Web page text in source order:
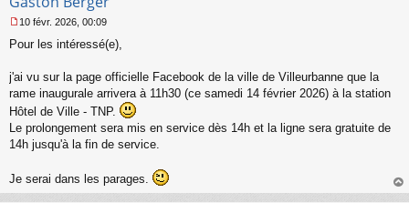
e
s
g
e
n
o
u
10 févr. 2026, 00:09
Pour les intéressé(e),
j'ai vu sur la page officielle Facebook de la ville de Villeurbanne que la
rame inaugurale arrivera à 11h30 (ce samedi 14 février 2026) à la station
Hôtel de Ville - TNP.
Le prolongement sera mis en service dès 14h et la ligne sera gratuite de
14h jusqu'à la fin de service.
Je serai dans les parages.
au